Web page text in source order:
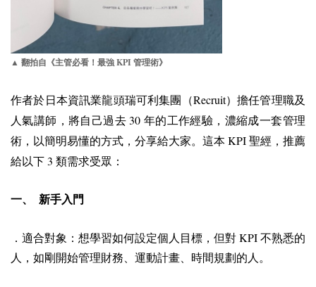
▲ 翻拍自《主管必看！最強 KPI 管理術》
作者於日本資訊業龍頭瑞可利集團（Recruit）擔任管理職及
人氣講師，將自己過去 30 年的工作經驗，濃縮成一套管理
術，以簡明易懂的方式，分享給大家。這本 KPI 聖經，推薦
給以下 3 類需求受眾：
一、 新手入門
．適合對象：想學習如何設定個人目標，但對 KPI 不熟悉的
人，如剛開始管理財務、運動計畫、時間規劃的人。